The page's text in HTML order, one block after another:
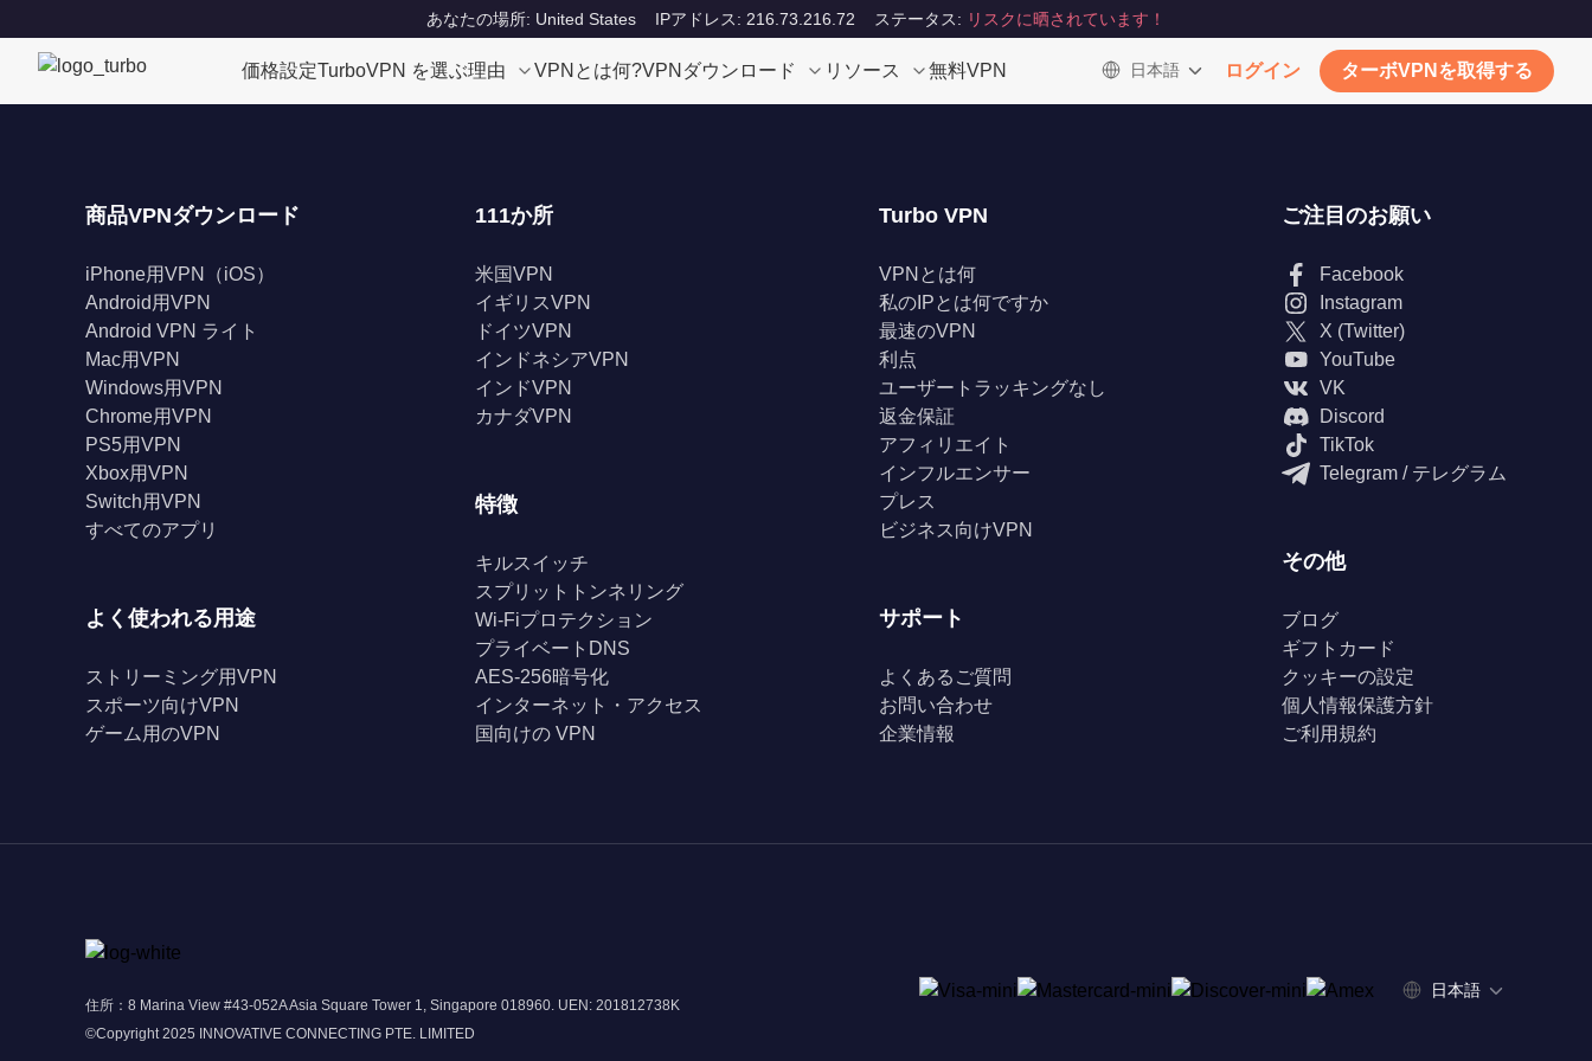
あなたの場所: United States IPアドレス: 216.73.216.72 ステータス: リスクに晒されています！
価格設定TurboVPN を選ぶ理由 VPNとは何?VPNダウンロード リソース 無料VPN 日本語 ログイン ターボVPNを取得する
商品VPNダウンロード
iPhone用VPN（iOS）
Android用VPN
Android VPN ライト
Mac用VPN
Windows用VPN
Chrome用VPN
PS5用VPN
Xbox用VPN
Switch用VPN
すべてのアプリ
よく使われる用途
ストリーミング用VPN
スポーツ向けVPN
ゲーム用のVPN
111か所
米国VPN
イギリスVPN
ドイツVPN
インドネシアVPN
インドVPN
カナダVPN
特徴
キルスイッチ
スプリットトンネリング
Wi-Fiプロテクション
プライベートDNS
AES-256暗号化
インターネット・アクセス
国向けの VPN
Turbo VPN
VPNとは何
私のIPとは何ですか
最速のVPN
利点
ユーザートラッキングなし
返金保証
アフィリエイト
インフルエンサー
プレス
ビジネス向けVPN
サポート
よくあるご質問
お問い合わせ
企業情報
ご注目のお願い
Facebook
Instagram
X (Twitter)
YouTube
VK
Discord
TikTok
Telegram / テレグラム
その他
ブログ
ギフトカード
クッキーの設定
個人情報保護方針
ご利用規約
住所：8 Marina View #43-052A Asia Square Tower 1, Singapore 018960. UEN: 201812738K
©Copyright 2025 INNOVATIVE CONNECTING PTE. LIMITED
日本語